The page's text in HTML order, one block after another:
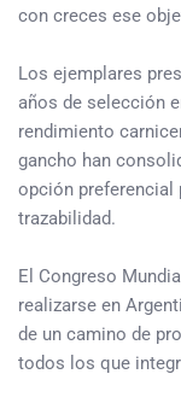
con creces ese
Los ejemplares
años de selección
rendimiento
gancho han
opción preferencial
trazabilidad.
El Congreso
realizarse en
de un camino de
todos los que